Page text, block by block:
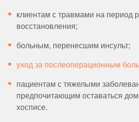
клиентам с травмами на период
восстановления;
больным, перенесшим инсульт;
уход за послеоперационным
пациентам с тяжелыми
предпочитающим оставаться
хосписе.